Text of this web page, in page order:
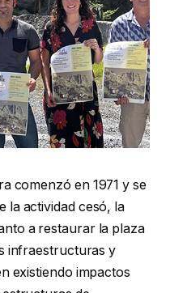
comenzó en 1971 y se
la actividad cesó, la
a restaurar la plaza
infraestructuras y
existiendo impactos